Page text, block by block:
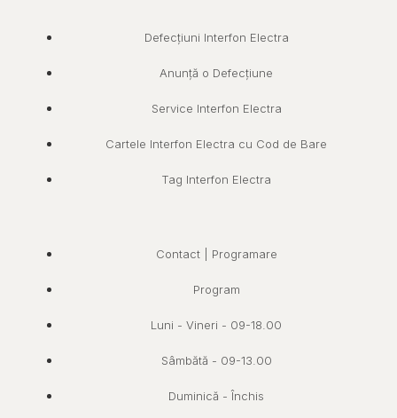
Defecțiuni Interfon Electra
Anunță o Defecțiune
Service Interfon Electra
Cartele Interfon Electra cu Cod de Bare
Tag Interfon Electra
Contact | Programare
Program
Luni - Vineri - 09-18.00
Sâmbătă - 09-13.00
Duminică - Închis